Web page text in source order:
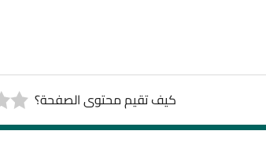
كيف تقيم محتوى الصفحة؟